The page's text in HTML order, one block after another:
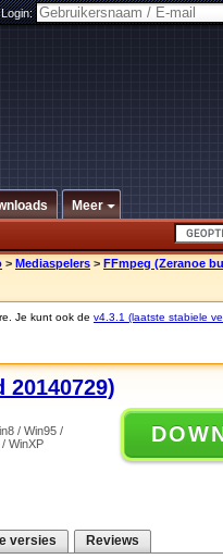
Login:
Meer
> Mediaspelers > FFmpeg (Zeranoe
Je kunt ook de v4.3.1 (laatste stabiele
20140729)
/ Win95 /
WinXP
versies Reviews